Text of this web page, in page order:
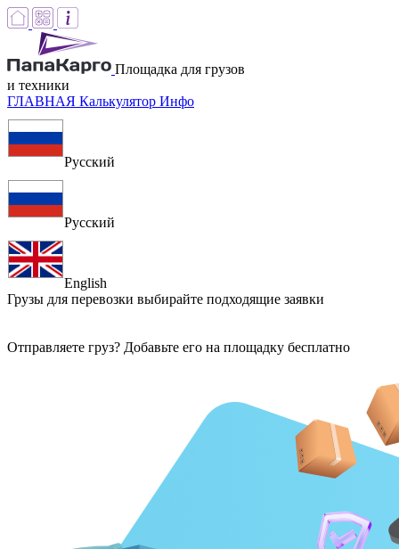
Площадка для грузов
и техники
ГЛАВНАЯ Калькулятор Инфо
Русский
Русский
English
Грузы для перевозки выбирайте подходящие заявки
Отправляете груз? Добавьте его на площадку бесплатно